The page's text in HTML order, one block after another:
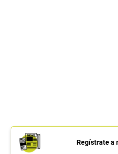
Regístrate a